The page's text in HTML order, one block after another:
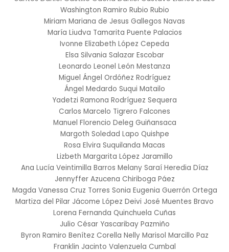
Washington Ramiro Rubio Rubio
Miriam Mariana de Jesus Gallegos Navas
María Liudva Tamarita Puente Palacios
Ivonne Elizabeth López Cepeda
Elsa Silvania Salazar Escobar
Leonardo Leonel León Mestanza
Miguel Ángel Ordóñez Rodríguez
Ángel Medardo Suqui Matailo
Yadetzi Ramona Rodríguez Sequera
Carlos Marcelo Tigrero Falcones
Manuel Florencio Deleg Guiñansaca
Margoth Soledad Lapo Quishpe
Rosa Elvira Suquilanda Macas
Lizbeth Margarita López Jaramillo
Ana Lucía Veintimilla Barros Melany Saraí Heredia Díaz
Jennyffer Azucena Chiriboga Páez
Magda Vanessa Cruz Torres Sonia Eugenia Guerrón Ortega
Martiza del Pilar Jácome López Deivi José Muentes Bravo
Lorena Fernanda Quinchuela Cuñas
Julio César Yascaribay Pazmiño
Byron Ramiro Benítez Corella Nelly Marisol Marcillo Paz
Franklin Jacinto Valenzuela Cumbal